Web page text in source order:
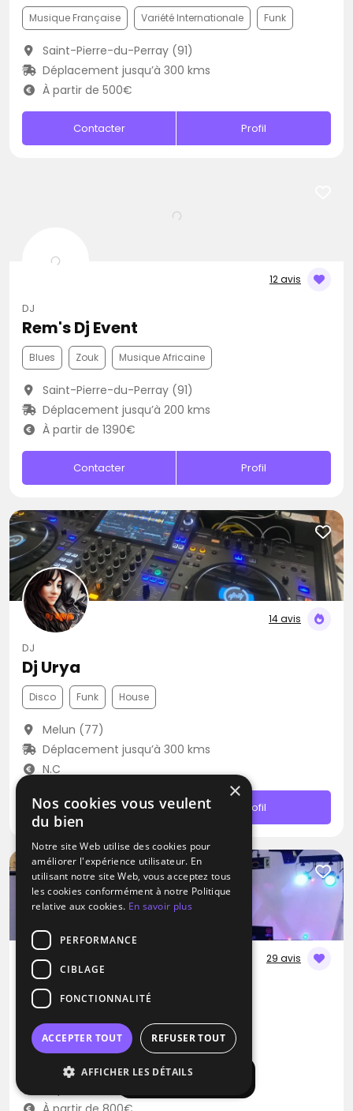
Afficher la carte
Musique Française Variété Internationale Funk
Saint-Pierre-du-Perray (91)
Déplacement jusqu’à 300 kms
À partir de 500€
Contacter Profil
12 avis
DJ
Rem's Dj Event
Blues Zouk Musique Africaine
Saint-Pierre-du-Perray (91)
Déplacement jusqu’à 200 kms
À partir de 1390€
Contacter Profil
14 avis
DJ
Dj Urya
Disco Funk House
Melun (77)
Déplacement jusqu’à 300 kms
N.C
Contacter Profil
29 avis
DJ
DJ Joss
Blues Musique Africaine RNB
Moisenay (77)
×
Nos cookies vous veulent
du bien
Notre site Web utilise des cookies pour
améliorer l'expérience utilisateur. En
utilisant notre site Web, vous acceptez tous
les cookies conformément à notre Politique
relative aux cookies. En savoir plus
PERFORMANCE
CIBLAGE
FONCTIONNALITÉ
ACCEPTER TOUT REFUSER TOUT
AFFICHER LES DÉTAILS